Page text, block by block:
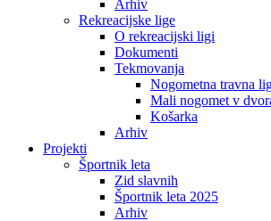
Arhiv
Rekreacijske lige
O rekreacijski ligi
Dokumenti
Tekmovanja
Nogometna travna
Mali nogomet v
Košarka
Arhiv
Projekti
Športnik leta
Zid slavnih
Športnik leta 2025
Arhiv